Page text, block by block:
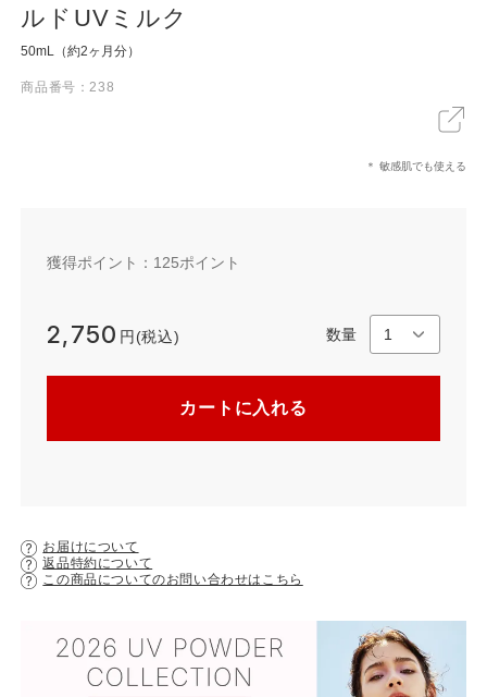
ルドUVミルク
50mL（約2ヶ月分）
商品番号：238
＊ 敏感肌でも使える
獲得ポイント： 125ポイント
2,750 円(税込) 数量
カートに入れる
お届けについて
返品特約について
この商品についてのお問い合わせはこちら